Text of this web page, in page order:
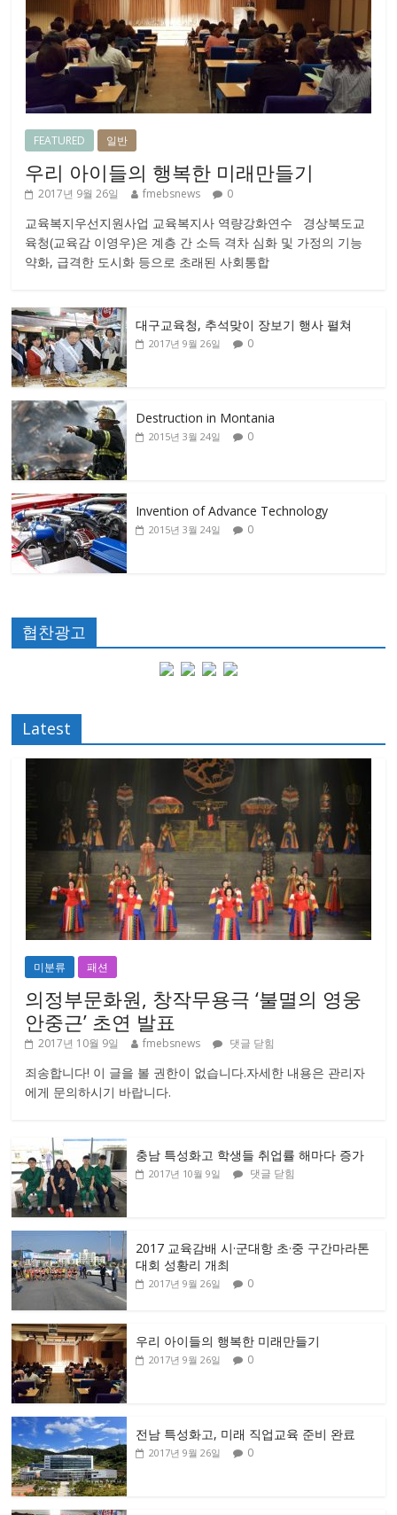
FEATURED 일반
우리 아이들의 행복한 미래만들기
2017년 9월 26일 fmebsnews 0
교육복지우선지원사업 교육복지사 역량강화연수 경상북도교
육청(교육감 이영우)은 계층 간 소득 격차 심화 및 가정의 기능
약화, 급격한 도시화 등으로 초래된 사회통합
대구교육청, 추석맞이 장보기 행사 펼쳐
2017년 9월 26일 0
Destruction in Montania
2015년 3월 24일 0
Invention of Advance Technology
2015년 3월 24일 0
협찬광고
Latest
미분류 패션
의정부문화원, 창작무용극 ‘불멸의 영웅
안중근’ 초연 발표
2017년 10월 9일 fmebsnews 댓글 닫힘
죄송합니다! 이 글을 볼 권한이 없습니다.자세한 내용은 관리자
에게 문의하시기 바랍니다.
충남 특성화고 학생들 취업률 해마다 증가
2017년 10월 9일 댓글 닫힘
2017 교육감배 시·군대항 초·중 구간마라톤
대회 성황리 개최
2017년 9월 26일 0
우리 아이들의 행복한 미래만들기
2017년 9월 26일 0
전남 특성화고, 미래 직업교육 준비 완료
2017년 9월 26일 0